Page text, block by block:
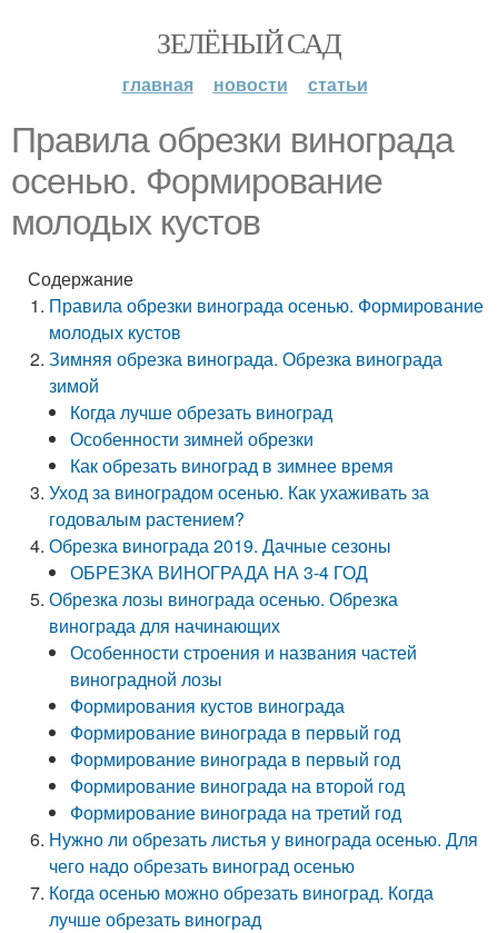
ЗЕЛЁНЫЙ САД
главная новости статьи
Правила обрезки винограда
осенью. Формирование
молодых кустов
Содержание
Правила обрезки винограда осенью. Формирование
молодых кустов
Зимняя обрезка винограда. Обрезка винограда
зимой
Когда лучше обрезать виноград
Особенности зимней обрезки
Как обрезать виноград в зимнее время
Уход за виноградом осенью. Как ухаживать за
годовалым растением?
Обрезка винограда 2019. Дачные сезоны
ОБРЕЗКА ВИНОГРАДА НА 3-4 ГОД
Обрезка лозы винограда осенью. Обрезка
винограда для начинающих
Особенности строения и названия частей
виноградной лозы
Формирования кустов винограда
Формирование винограда в первый год
Формирование винограда в первый год
Формирование винограда на второй год
Формирование винограда на третий год
Нужно ли обрезать листья у винограда осенью. Для
чего надо обрезать виноград осенью
Когда осенью можно обрезать виноград. Когда
лучше обрезать виноград